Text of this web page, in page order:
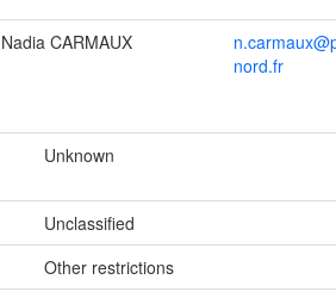
Nadia CARMAUX
nord.fr
Unknown
Unclassified
Other restrictions